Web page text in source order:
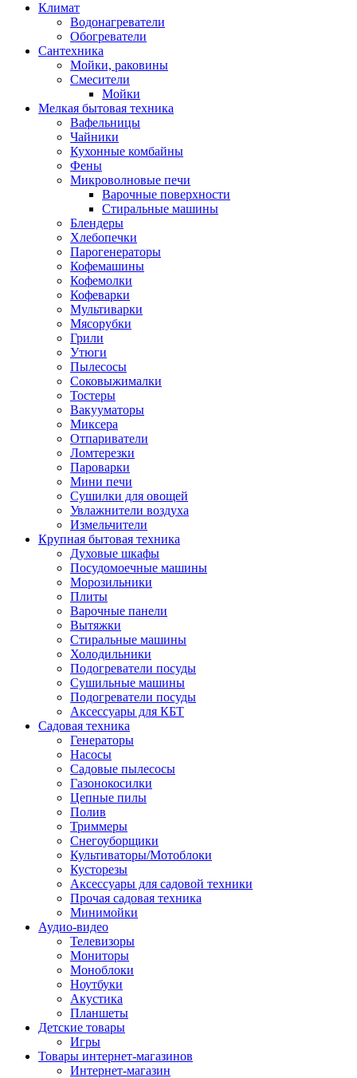
Климат
Водонагреватели
Обогреватели
Сантехника
Мойки, раковины
Смесители
Мойки
Мелкая бытовая техника
Вафельницы
Чайники
Кухонные комбайны
Фены
Микроволновые печи
Варочные поверхности
Стиральные машины
Блендеры
Хлебопечки
Парогенераторы
Кофемашины
Кофемолки
Кофеварки
Мультиварки
Мясорубки
Грили
Утюги
Пылесосы
Соковыжималки
Тостеры
Вакууматоры
Миксера
Отпариватели
Ломтерезки
Пароварки
Мини печи
Сушилки для овощей
Увлажнители воздуха
Измельчители
Крупная бытовая техника
Духовые шкафы
Посудомоечные машины
Морозильники
Плиты
Варочные панели
Вытяжки
Стиральные машины
Холодильники
Подогреватели посуды
Сушильные машины
Подогреватели посуды
Аксессуары для КБТ
Садовая техника
Генераторы
Насосы
Садовые пылесосы
Газонокосилки
Цепные пилы
Полив
Триммеры
Снегоуборщики
Культиваторы/Мотоблоки
Кусторезы
Аксессуары для садовой техники
Прочая садовая техника
Минимойки
Аудио-видео
Телевизоры
Мониторы
Моноблоки
Ноутбуки
Акустика
Планшеты
Детские товары
Игры
Товары интернет-магазинов
Интернет-магазин